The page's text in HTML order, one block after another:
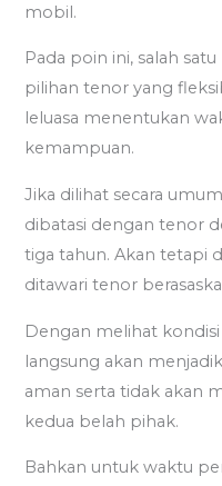
mobil.
Pada poin ini, salah
pilihan tenor yang
leluasa menentukan
kemampuan.
Jika dilihat secara
dibatasi dengan tenor
tiga tahun. Akan tetapi
ditawari tenor
Dengan melihat
langsung akan
aman serta tidak akan
kedua belah pihak.
Bahkan untuk waktu